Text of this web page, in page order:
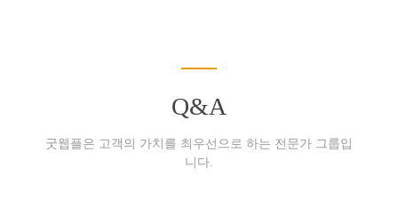
Q&A
굿웹플은 고객의 가치를 최우선으로 하는 전문가 그룹입
니다.